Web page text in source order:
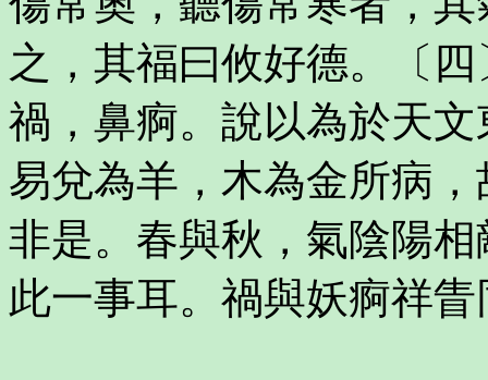
之，其福曰攸好德。〔
禍，鼻痾。說以為於天
易兌為羊，木為金所病
非是。春與秋，氣陰陽
此一事耳。禍與妖痾祥